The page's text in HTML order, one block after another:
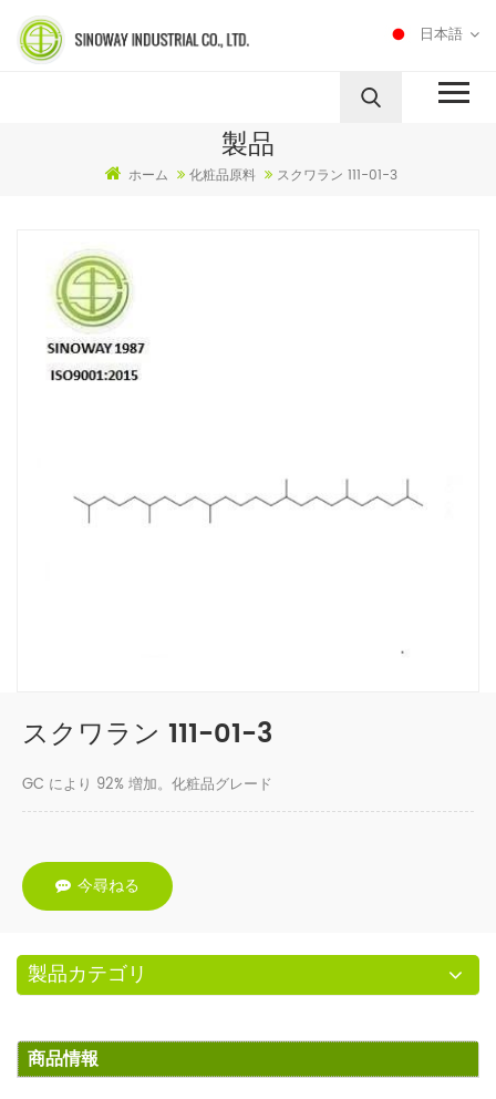
日本語
製品
ホーム 化粧品原料 スクワラン 111-01-3
スクワラン 111-01-3
GC により 92% 増加。化粧品グレード
今尋ねる
製品カテゴリ
商品情報